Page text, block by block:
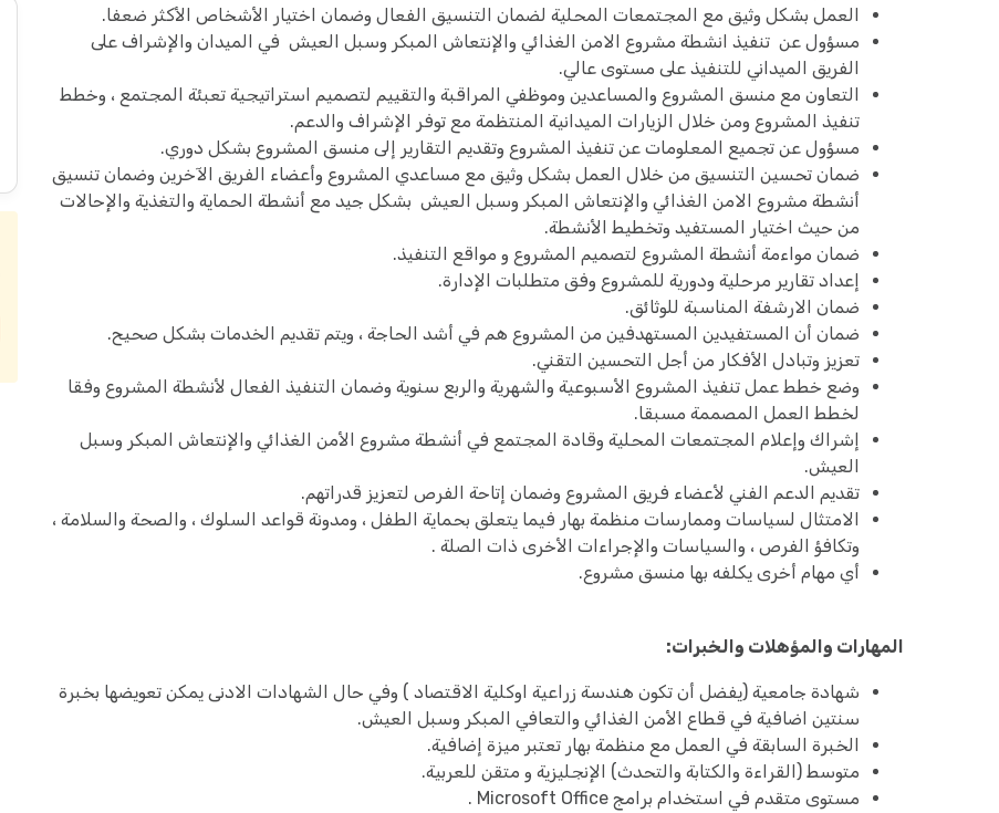
العمل بشكل وثيق مع المجتمعات المحلية لضمان التنسيق الفعال وضمان اختيار الأشخاص الأكثر ضعفا.
مسؤول عن تنفيذ انشطة مشروع الامن الغذائي والإنتعاش المبكر وسبل العيش في الميدان والإشراف على
الفريق الميداني للتنفيذ على مستوى عالي.
التعاون مع منسق المشروع والمساعدين وموظفي المراقبة والتقييم لتصميم استراتيجية تعبئة المجتمع ، وخطط
تنفيذ المشروع ومن خلال الزيارات الميدانية المنتظمة مع توفر الإشراف والدعم.
مسؤول عن تجميع المعلومات عن تنفيذ المشروع وتقديم التقارير إلى منسق المشروع بشكل دوري.
ضمان تحسين التنسيق من خلال العمل بشكل وثيق مع مساعدي المشروع وأعضاء الفريق الآخرين وضمان تنسيق
أنشطة مشروع الامن الغذائي والإنتعاش المبكر وسبل العيش بشكل جيد مع أنشطة الحماية والتغذية والإحالات
من حيث اختيار المستفيد وتخطيط الأنشطة.
ضمان مواءمة أنشطة المشروع لتصميم المشروع و مواقع التنفيذ.
إعداد تقارير مرحلية ودورية للمشروع وفق متطلبات الإدارة.
ضمان الارشفة المناسبة للوثائق.
ضمان أن المستفيدين المستهدفين من المشروع هم في أشد الحاجة ، ويتم تقديم الخدمات بشكل صحيح.
تعزيز وتبادل الأفكار من أجل التحسين التقني.
وضع خطط عمل تنفيذ المشروع الأسبوعية والشهرية والربع سنوية وضمان التنفيذ الفعال لأنشطة المشروع وفقا
لخطط العمل المصممة مسبقا.
إشراك وإعلام المجتمعات المحلية وقادة المجتمع في أنشطة مشروع الأمن الغذائي والإنتعاش المبكر وسبل
العيش.
تقديم الدعم الفني لأعضاء فريق المشروع وضمان إتاحة الفرص لتعزيز قدراتهم.
الامتثال لسياسات وممارسات منظمة بهار فيما يتعلق بحماية الطفل ، ومدونة قواعد السلوك ، والصحة والسلامة ،
وتكافؤ الفرص ، والسياسات والإجراءات الأخرى ذات الصلة .
أي مهام أخرى يكلفه بها منسق مشروع.
المهارات والمؤهلات والخبرات:
شهادة جامعية (يفضل أن تكون هندسة زراعية اوكلية الاقتصاد ) وفي حال الشهادات الادنى يمكن تعويضها بخبرة
سنتين اضافية في قطاع الأمن الغذائي والتعافي المبكر وسبل العيش.
الخبرة السابقة في العمل مع منظمة بهار تعتبر ميزة إضافية.
متوسط (القراءة والكتابة والتحدث) الإنجليزية و متقن للعربية.
مستوى متقدم في استخدام برامج Microsoft Office .